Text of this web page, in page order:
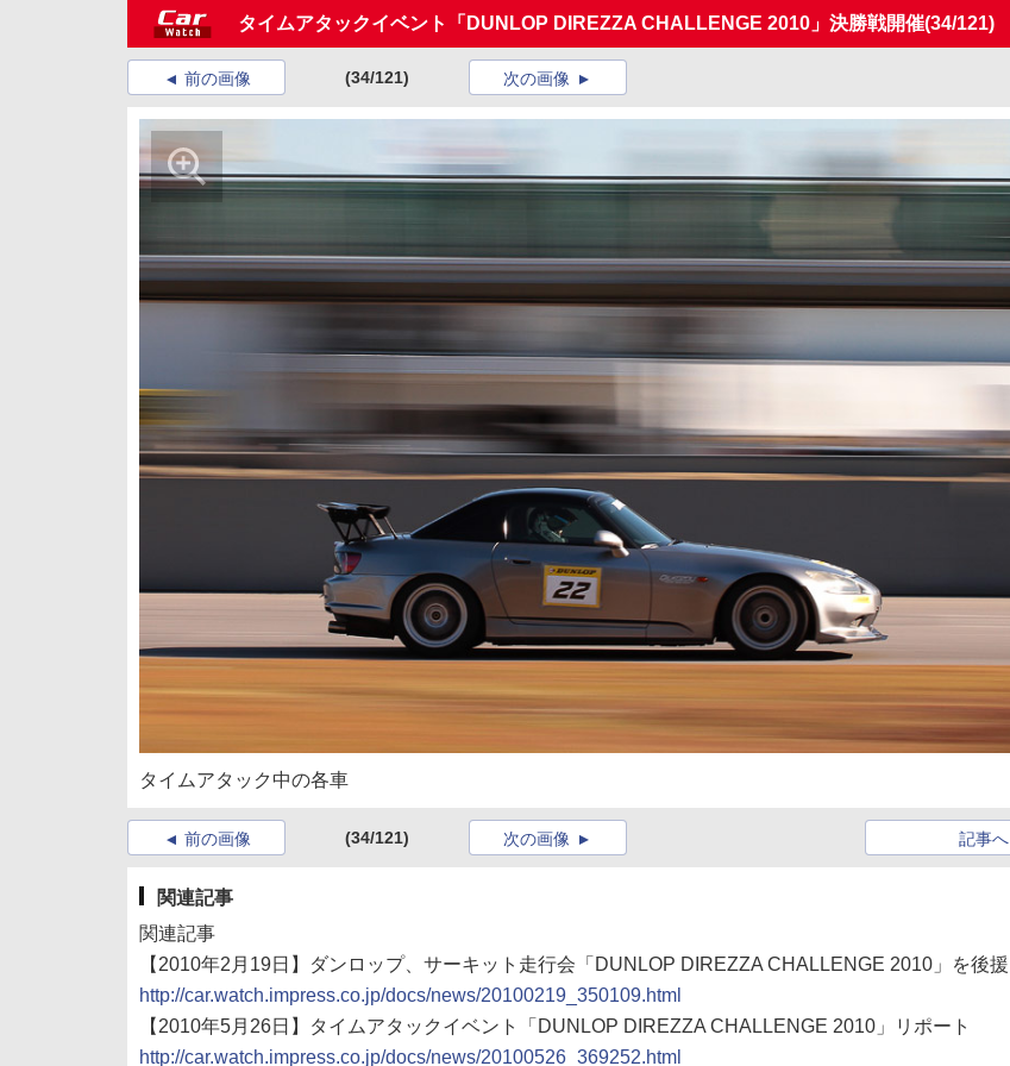
タイムアタックイベント「DUNLOP DIREZZA CHALLENGE 2010」決勝戦開催(34/121)
前の画像 (34/121) 次の画像
タイムアタック中の各車
前の画像 (34/121) 記事へ
次の画像
関連記事
関連記事
【2010年2月19日】ダンロップ、サーキット走行会「DUNLOP DIREZZA CHALLENGE 2010」を後援
http://car.watch.impress.co.jp/docs/news/20100219_350109.html
【2010年5月26日】タイムアタックイベント「DUNLOP DIREZZA CHALLENGE 2010」リポート
http://car.watch.impress.co.jp/docs/news/20100526_369252.html